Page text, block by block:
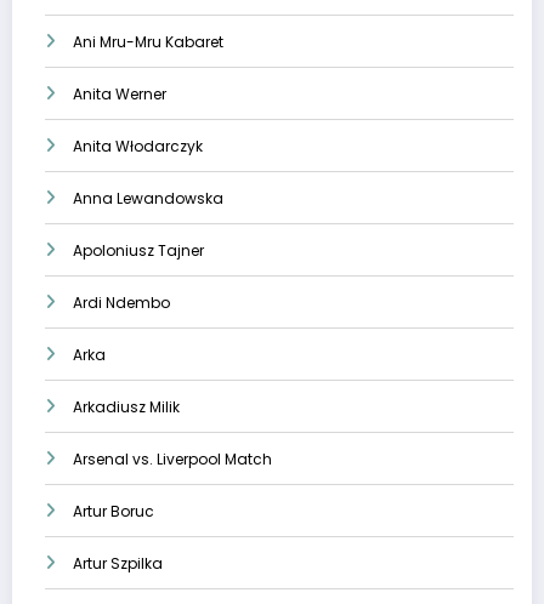
Ani Mru-Mru Kabaret
Anita Werner
Anita Włodarczyk
Anna Lewandowska
Apoloniusz Tajner
Ardi Ndembo
Arka
Arkadiusz Milik
Arsenal vs. Liverpool Match
Artur Boruc
Artur Szpilka